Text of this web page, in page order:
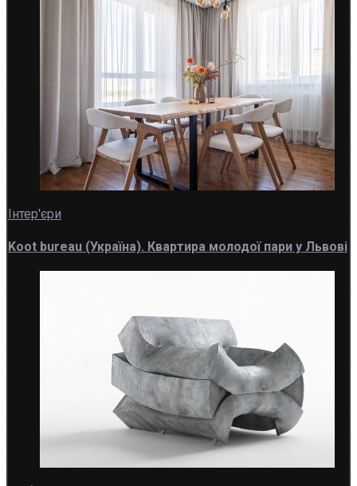
Інтер'єри
Koot bureau (Україна). Квартира молодої пари у Львові